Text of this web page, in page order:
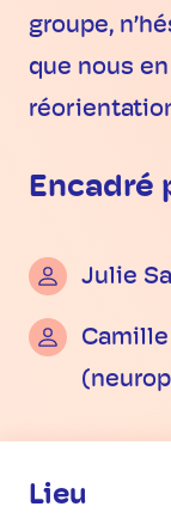
groupe,
que nous
Encadré
Julie
Lieu